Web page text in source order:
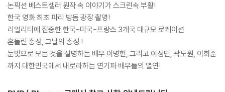
논픽션 베스트셀러 원작 속 이야기가 스크린속 부활!
한국 영화 최초 파리 방돔 광장 촬영!
리얼리티에 집중한 한국-미국-프랑스 3개국 대규모 로케이션
흔들린 충성, 그날의 총성 !
눈빛으로 모든 것을 설명하는 배우 이병헌, 그리고 이성민, 곽도원, 이희준
까지 대한민국에서 내로라하는 연기파 배우들의 열연!